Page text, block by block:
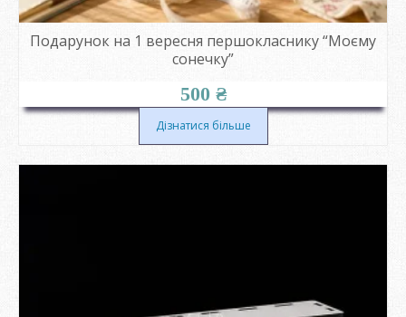
Подарунок на 1 вересня першокласнику “Моєму
сонечку”
500 ₴
Дізнатися більше